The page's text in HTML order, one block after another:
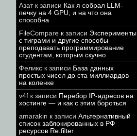
Азатк записи Как я собрал LLM-
печку на 4 GPU, и на что она
способна
FileCompare к записи Эксперименты
с тиграми и другие способы
преподавать программирование
студентам, которым скучно
Феликс к записи База данных
простых чисел до ста миллиардов
на коленке
v4f к записи Перебор IP-адресов на
хостинге — и как с этим бороться
amarakin к записи Альтернативный
список заблокированных в РФ
ресурсов Re:filter